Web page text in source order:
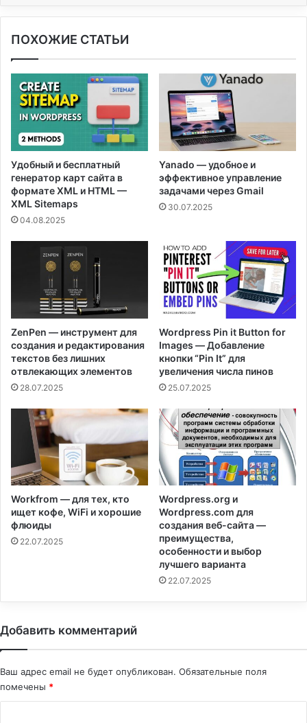
ПОХОЖИЕ СТАТЬИ
Удобный и бесплатный
генератор карт сайта в
формате XML и HTML —
XML Sitemaps
04.08.2025
Yanado — удобное и
эффективное управление
задачами через Gmail
30.07.2025
ZenPen — инструмент для
создания и редактирования
текстов без лишних
отвлекающих элементов
28.07.2025
Wordpress Pin it Button for
Images — Добавление
кнопки “Pin It” для
увеличения числа пинов
25.07.2025
Workfrom — для тех, кто
ищет кофе, WiFi и хорошие
флюиды
22.07.2025
Wordpress.org и
Wordpress.com для
создания веб-сайта —
преимущества,
особенности и выбор
лучшего варианта
22.07.2025
Добавить комментарий
Ваш адрес email не будет опубликован. Обязательные поля
помечены *